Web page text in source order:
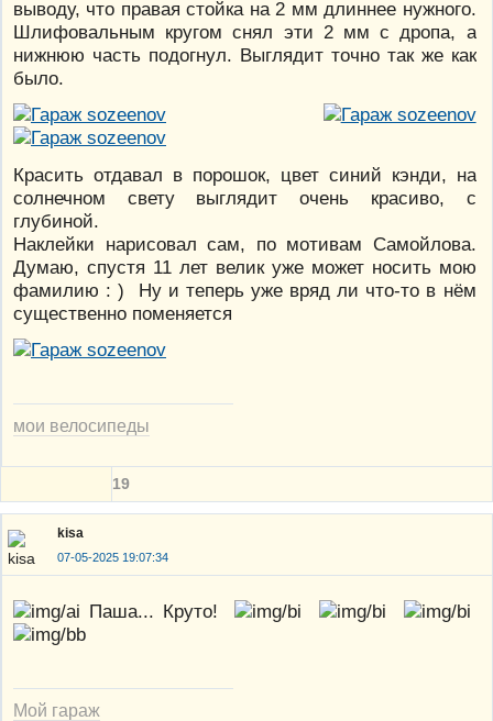
выводу, что правая стойка на 2 мм длиннее нужного.
Шлифовальным кругом снял эти 2 мм с дропа, а
нижнюю часть подогнул. Выглядит точно так же как
было.
Красить отдавал в порошок, цвет синий кэнди, на
солнечном свету выглядит очень красиво, с
глубиной.
Наклейки нарисовал сам, по мотивам Самойлова.
Думаю, спустя 11 лет велик уже может носить мою
фамилию : ) Ну и теперь уже вряд ли что-то в нём
существенно поменяется
мои велосипеды
19
kisa
07-05-2025 19:07:34
Паша... Круто!
Мой гараж